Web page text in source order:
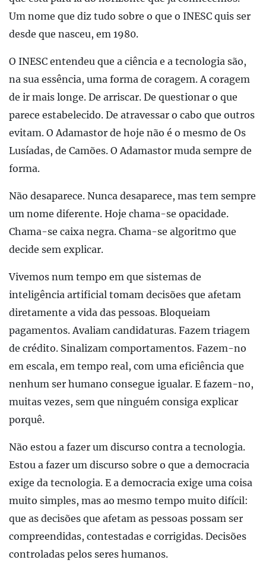
Um nome que diz tudo sobre o que o INESC quis ser
desde que nasceu, em 1980.
O INESC entendeu que a ciência e a tecnologia são,
na sua essência, uma forma de coragem. A coragem
de ir mais longe. De arriscar. De questionar o que
parece estabelecido. De atravessar o cabo que outros
evitam. O Adamastor de hoje não é o mesmo de Os
Lusíadas, de Camões. O Adamastor muda sempre de
forma.
Não desaparece. Nunca desaparece, mas tem sempre
um nome diferente. Hoje chama-se opacidade.
Chama-se caixa negra. Chama-se algoritmo que
decide sem explicar.
Vivemos num tempo em que sistemas de
inteligência artificial tomam decisões que afetam
diretamente a vida das pessoas. Bloqueiam
pagamentos. Avaliam candidaturas. Fazem triagem
de crédito. Sinalizam comportamentos. Fazem-no
em escala, em tempo real, com uma eficiência que
nenhum ser humano consegue igualar. E fazem-no,
muitas vezes, sem que ninguém consiga explicar
porquê.
Não estou a fazer um discurso contra a tecnologia.
Estou a fazer um discurso sobre o que a democracia
exige da tecnologia. E a democracia exige uma coisa
muito simples, mas ao mesmo tempo muito difícil:
que as decisões que afetam as pessoas possam ser
compreendidas, contestadas e corrigidas. Decisões
controladas pelos seres humanos.